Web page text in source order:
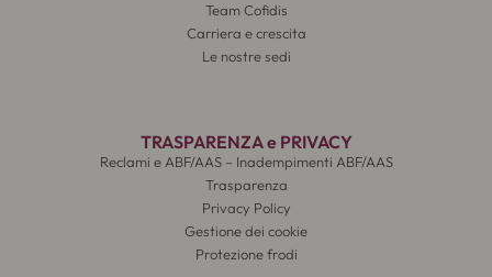
Team Cofidis
Carriera e crescita
Le nostre sedi
TRASPARENZA e PRIVACY
Reclami e ABF/AAS – Inadempimenti ABF/AAS
Trasparenza
Privacy Policy
Gestione dei cookie
Protezione frodi